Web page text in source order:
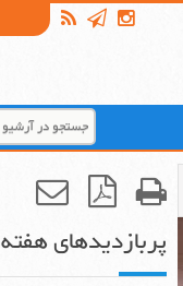
پربازدیدهای هفته